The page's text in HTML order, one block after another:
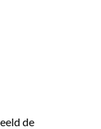
de